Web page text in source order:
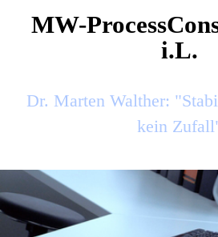
MW-
i.L.
Dr. Marten Walther:
kein